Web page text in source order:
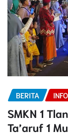
BERITA INFO
SMKN 1
Ta’aruf 1